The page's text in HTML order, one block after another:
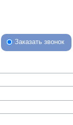
Заказать звонок